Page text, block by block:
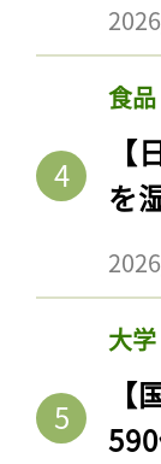
食
を
大